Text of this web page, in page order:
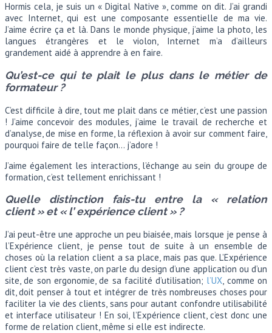
Hormis cela, je suis un « Digital Native », comme on dit. J’ai grandi
avec Internet, qui est une composante essentielle de ma vie.
J’aime écrire ça et là. Dans le monde physique, j’aime la photo, les
langues étrangères et le violon, Internet m’a d’ailleurs
grandement aidé à apprendre à en faire.
Qu’est-ce qui te plait le plus dans le métier de
formateur ?
C’est difficile à dire, tout me plait dans ce métier, c’est une passion
! J’aime concevoir des modules, j’aime le travail de recherche et
d’analyse, de mise en forme, la réflexion à avoir sur comment faire,
pourquoi faire de telle façon… j’adore !
J’aime également les interactions, l’échange au sein du groupe de
formation, c’est tellement enrichissant !
Quelle distinction fais-tu entre la « relation
client » et « l’ expérience client » ?
J’ai peut-être une approche un peu biaisée, mais lorsque je pense à
l’Expérience client, je pense tout de suite à un ensemble de
choses où la relation client a sa place, mais pas que. L’Expérience
client c’est très vaste, on parle du design d’une application ou d’un
site, de son ergonomie, de sa facilité d’utilisation; l’UX , comme on
dit, doit penser à tout et intégrer de très nombreuses choses pour
faciliter la vie des clients, sans pour autant confondre utilisabilité
et interface utilisateur ! En soi, l’Expérience client, c’est donc une
forme de relation client, même si elle est indirecte.